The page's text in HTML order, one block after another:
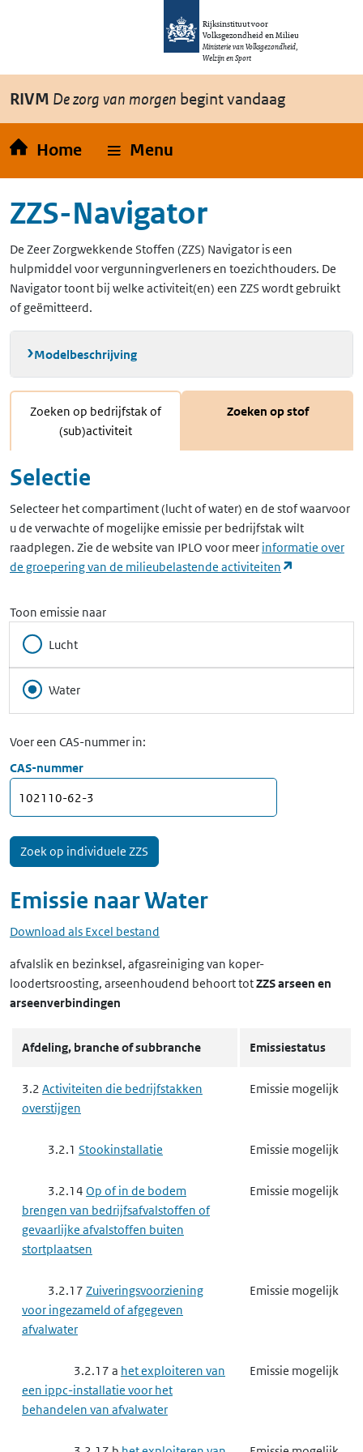
Overslaan en naar de inhoud gaan
Rijksinstituut voor
Volksgezondheid en Milieu
Ministerie van Volksgezondheid,
Welzijn en Sport
RIVM De zorg van morgen begint vandaag
Home Menu
ZZS-Navigator
De Zeer Zorgwekkende Stoffen (ZZS) Navigator is een
hulpmiddel voor vergunningverleners en toezichthouders. De
Navigator toont bij welke activiteit(en) een ZZS wordt gebruikt
of geëmitteerd.
Modelbeschrijving
Zoeken op bedrijfstak of
(sub)activiteit
Zoeken op stof
Selectie
Selecteer het compartiment (lucht of water) en de stof waarvoor
u de verwachte of mogelijke emissie per bedrijfstak wilt
raadplegen. Zie de website van IPLO voor meer informatie over
de groepering van de milieubelastende activiteiten
Toon emissie naar
Lucht
Water
Voer een CAS-nummer in:
CAS-nummer
Emissie naarWater
Download als Excel bestand
afvalslik en bezinksel, afgasreiniging van koper-
loodertsroosting, arseenhoudend behoort totZZS arseen en
arseenverbindingen
Afdeling, branche of subbranche Emissiestatus
3.2 Activiteiten die bedrijfstakken
overstijgen
Emissie mogelijk
3.2.1 Stookinstallatie Emissie mogelijk
3.2.14 Op of in de bodem
brengen van bedrijfsafvalstoffen of
gevaarlijke afvalstoffen buiten
stortplaatsen
Emissie mogelijk
3.2.17 Zuiveringsvoorziening
voor ingezameld of afgegeven
afvalwater
Emissie mogelijk
3.2.17 a het exploiteren van
een ippc-installatie voor het
behandelen van afvalwater
Emissie mogelijk